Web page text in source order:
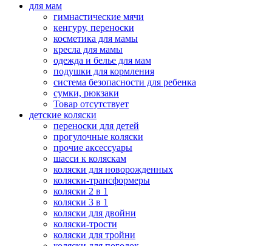
для мам
гимнастические мячи
кенгуру, переноски
косметика для мамы
кресла для мамы
одежда и белье для мам
подушки для кормления
система безопасности для ребенка
сумки, рюкзаки
Товар отсутствует
детские коляски
переноски для детей
прогулочные коляски
прочие аксессуары
шасси к коляскам
коляски для новорожденных
коляски-трансформеры
коляски 2 в 1
коляски 3 в 1
коляски для двойни
коляски-трости
коляски для тройни